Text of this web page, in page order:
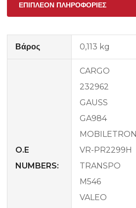
ΕΠΙΠΛΈΟΝ ΠΛΗΡΟΦΟΡΊΕΣ
Βάρος 0,113 kg
O.E
NUMBERS:
CARGO
232962
GAUSS
GA984
MOBILETRON
VR-PR2299H
TRANSPO
M546
VALEO